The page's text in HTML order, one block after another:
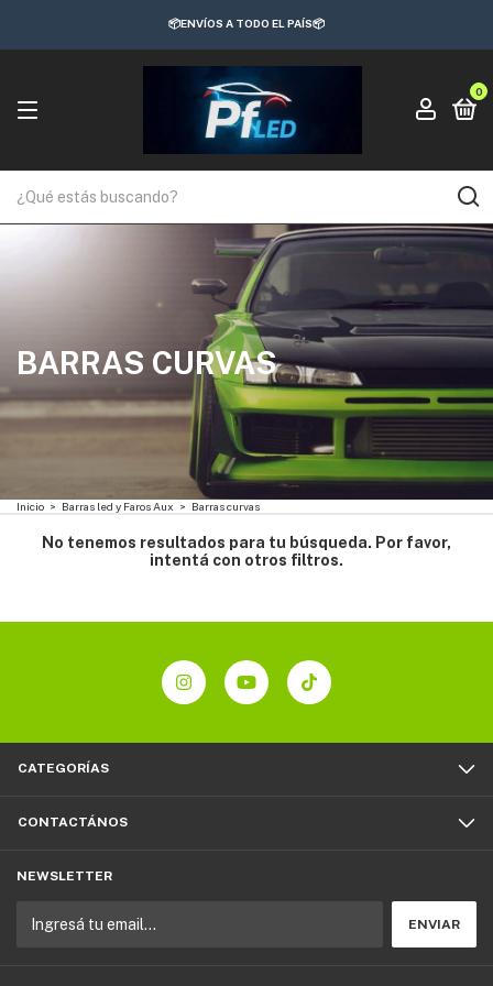
📦ENVÍOS A TODO EL PAÍS📦
0
BARRAS CURVAS
Inicio > Barras led y Faros Aux > Barras curvas
No tenemos resultados para tu búsqueda. Por favor,
intentá con otros filtros.
CATEGORÍAS
CONTACTÁNOS
NEWSLETTER